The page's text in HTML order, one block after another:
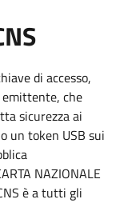
di accesso,
che
sicurezza ai
un token USB sui
NAZIONALE
è a tutti gli